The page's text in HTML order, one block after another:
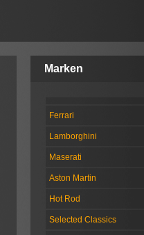
Marken
Ferrari
Lamborghini
Maserati
Aston Martin
Hot Rod
Selected Classics